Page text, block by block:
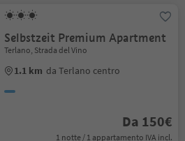
Selbstzeit Premium Apartment
Terlano, Strada del Vino
1.1 km da Terlano centro
Da 150€
1 notte / 1 appartamento IVA incl.